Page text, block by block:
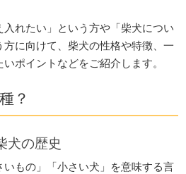
れたい」という方や「柴犬につい
に向けて、柴犬の性格や特徴、一
ポイントなどをご紹介します。
？
犬の歴史
いもの」「小さい犬」を意味する言